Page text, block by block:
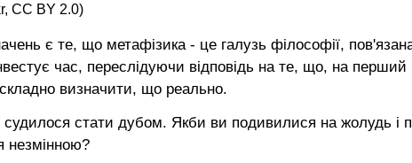
CC BY 2.0)
є те, що метафізика - це галузь філософії,
час, переслідуючи відповідь на те, що, на перший
визначити, що реально.
стати дубом. Якби ви подивилися на жолудь і
незмінною?